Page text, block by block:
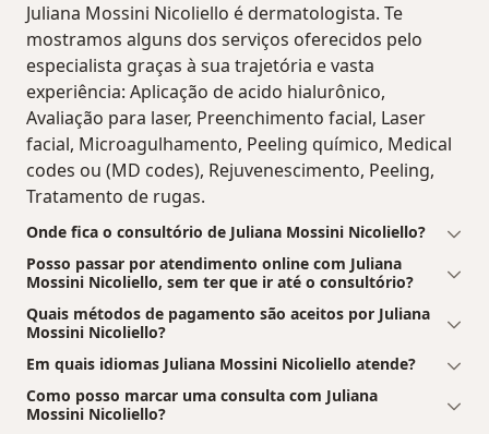
Juliana Mossini Nicoliello é dermatologista. Te
mostramos alguns dos serviços oferecidos pelo
especialista graças à sua trajetória e vasta
experiência: Aplicação de acido hialurônico,
Avaliação para laser, Preenchimento facial, Laser
facial, Microagulhamento, Peeling químico, Medical
codes ou (MD codes), Rejuvenescimento, Peeling,
Tratamento de rugas.
Onde fica o consultório de Juliana Mossini Nicoliello?
Posso passar por atendimento online com Juliana
Mossini Nicoliello, sem ter que ir até o consultório?
Quais métodos de pagamento são aceitos por Juliana
Mossini Nicoliello?
Em quais idiomas Juliana Mossini Nicoliello atende?
Como posso marcar uma consulta com Juliana
Mossini Nicoliello?